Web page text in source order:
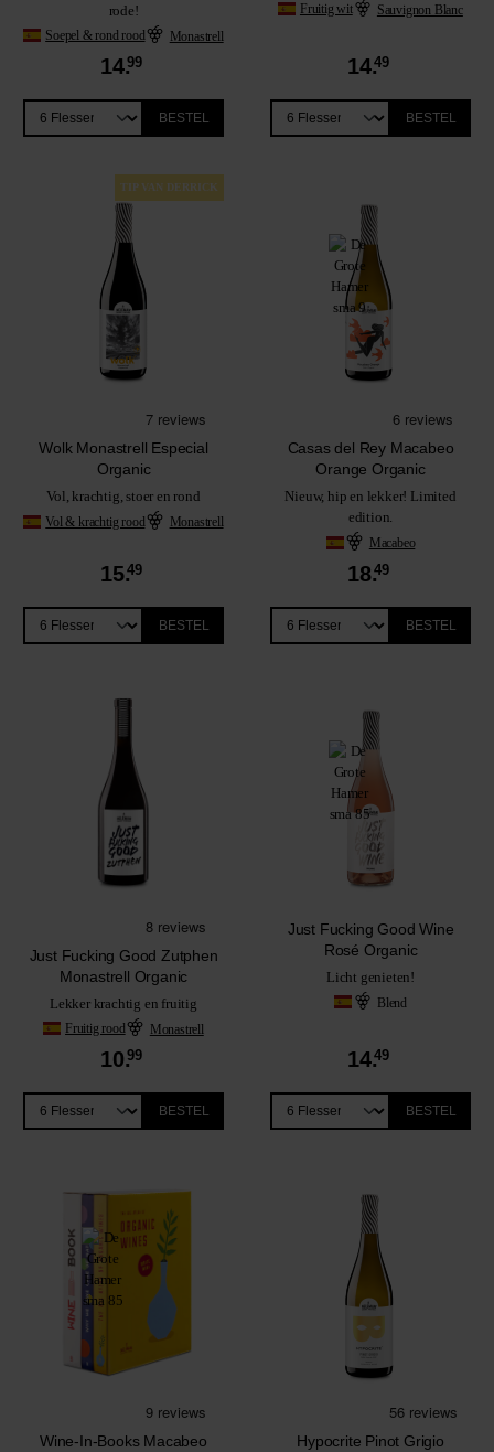
rode!
Soepel & rond rood Monastrell
14.99
BESTEL
Fruitig wit Sauvignon Blanc
14.49
BESTEL
TIP VAN DERRICK
Wolk Monastrell Especial
Organic
Vol, krachtig, stoer en rond
Vol & krachtig rood Monastrell
15.49
BESTEL
Casas del Rey Macabeo
Orange Organic
Nieuw, hip en lekker! Limited
edition.
Macabeo
18.49
BESTEL
Just Fucking Good Zutphen
Monastrell Organic
Lekker krachtig en fruitig
Fruitig rood Monastrell
10.99
BESTEL
Just Fucking Good Wine
Rosé Organic
Licht genieten!
Blend
14.49
BESTEL
Wine-In-Books Macabeo
Hypocrite Pinot Grigio